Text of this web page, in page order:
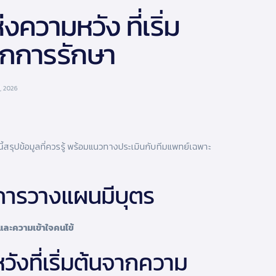
ความหวัง ที่เริ่ม
การรักษา
2026
ปข้อมูลที่ควรรู้ พร้อมแนวทางประเมินกับทีมแพทย์เฉพาะ
รวางแผนมีบุตร
ความเข้าใจคนไข้
งที่เริ่มต้นจากความ